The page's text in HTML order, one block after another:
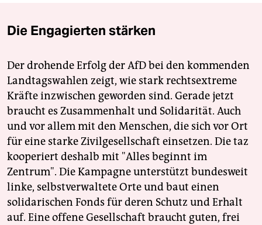
Die Engagierten stärken
Der drohende Erfolg der AfD bei den kommenden
Landtagswahlen zeigt, wie stark rechtsextreme
Kräfte inzwischen geworden sind. Gerade jetzt
braucht es Zusammenhalt und Solidarität. Auch
und vor allem mit den Menschen, die sich vor Ort
für eine starke Zivilgesellschaft einsetzen. Die taz
kooperiert deshalb mit "Alles beginnt im
Zentrum". Die Kampagne unterstützt bundesweit
linke, selbstverwaltete Orte und baut einen
solidarischen Fonds für deren Schutz und Erhalt
auf. Eine offene Gesellschaft braucht guten, frei